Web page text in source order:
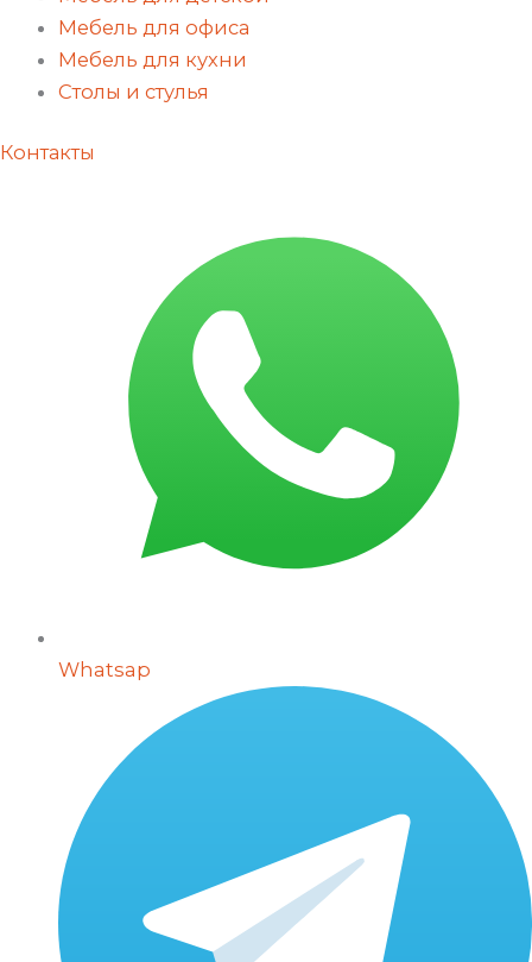
Мебель для офиса
Мебель для кухни
Столы и стулья
Контакты
Whatsap